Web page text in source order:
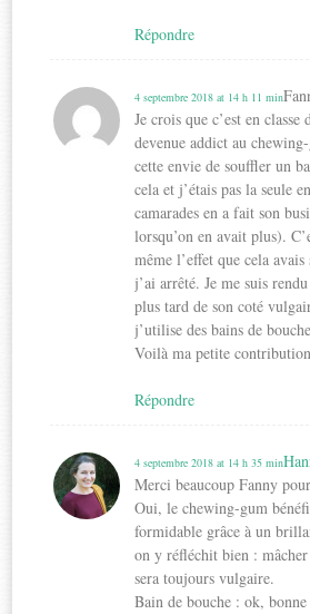
Répondre
4 septembre 2018 at 14 h 11 min
Je crois que c’est en classe
devenue addict au
cette envie de souffler un
cela et j’étais pas la seule
camarades en a fait son
lorsqu’on en avait plus).
même l’effet que cela
j’ai arrêté. Je me suis
plus tard de son coté
j’utilise des bains de bouche
Voilà ma petite contribution
Répondre
4 septembre 2018 at 14 h 35 min
Merci beaucoup Fanny
Oui, le chewing-gum
formidable grâce à un
on y réfléchit bien :
sera toujours vulgaire.
Bain de bouche : ok,